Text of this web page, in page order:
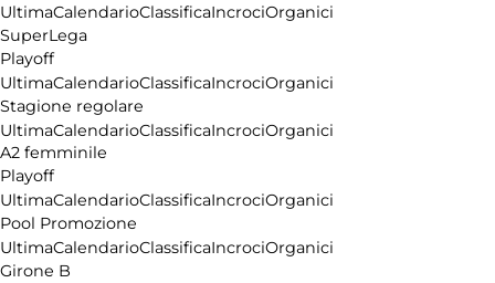
UltimaCalendarioClassificaIncrociOrganici
SuperLega
Playoff
UltimaCalendarioClassificaIncrociOrganici
Stagione regolare
UltimaCalendarioClassificaIncrociOrganici
A2 femminile
Playoff
UltimaCalendarioClassificaIncrociOrganici
Pool Promozione
UltimaCalendarioClassificaIncrociOrganici
Girone B